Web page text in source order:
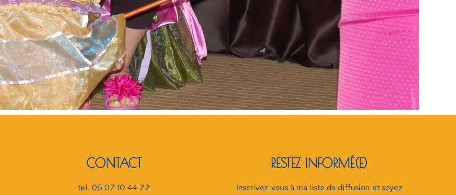
CONTACT
tel. 06 07 10 44 72
RESTEZ INFORMÉ(E)
Inscrivez-vous à ma liste de diffusion et soyez